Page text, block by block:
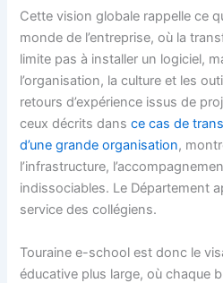
Cette vision globale rappelle ce
monde de l’entreprise, où la
limite pas à installer un logiciel,
l’organisation, la culture et les
retours d’expérience issus de
ceux décrits dansce cas de
d’une grande organisation,
l’infrastructure,
indissociables. Le Département
service des collégiens.
Touraine e-school est donc le
éducative plus large, où chaque